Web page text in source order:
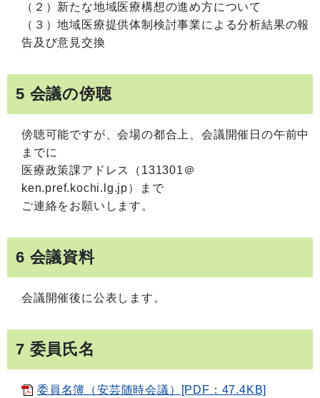
（２）新たな地域医療構想の進め方について
（３）地域医療提供体制検討事業による分析結果の報
告及び意見交換
5 会議の傍聴
傍聴可能ですが、会場の都合上、会議開催日の午前中
までに
医療政策課アドレス（131301＠
ken.pref.kochi.lg.jp）まで
ご連絡をお願いします。
6 会議資料
会議開催後に公表します。
7 委員氏名
委員名簿（安芸随時会議）[PDF：47.4KB]